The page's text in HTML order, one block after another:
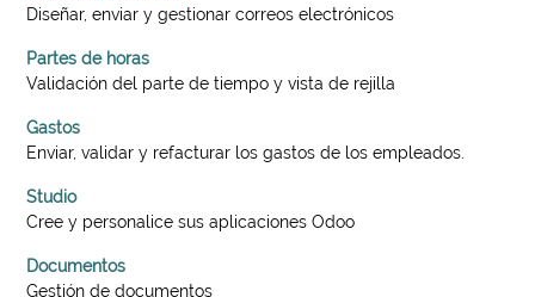
Diseñar, enviar y gestionar correos electrónicos
Partes de horas
Validación del parte de tiempo y vista de rejilla
Gastos
Enviar, validar y refacturar los gastos de los empleados.
Studio
Cree y personalice sus aplicaciones Odoo
Documentos
Gestión de documentos